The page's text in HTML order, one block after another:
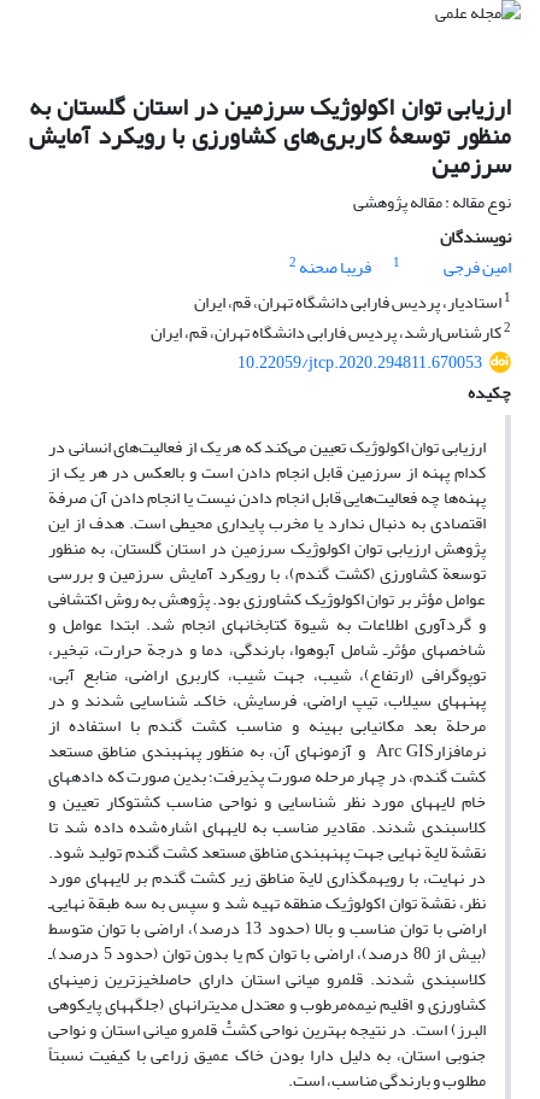
ارزیابی توان اکولوژیک سرزمین در استان گلستان به
منظور توسعۀ کاربری‌های کشاورزی با رویکرد آمایش
سرزمین
نوع مقاله : مقاله پژوهشی
نویسندگان
امین فرجی
1 فریبا صحنه 2
1استادیار، پردیس فارابی دانشگاه تهران، قم، ایران
2کارشناس‌ارشد، پردیس فارابی دانشگاه تهران، قم، ایران
10.22059/jtcp.2020.294811.670053
چکیده
ارزیابی توان اکولوژیک تعیین می‌کند که هر یک از فعالیت‌های انسانی در
کدام پهنه از سرزمین قابل انجام دادن است و بالعکس در هر یک از
پهنه‌ها چه فعالیت‌هایی قابل انجام دادن نیست یا انجام دادن آن صرفة
اقتصادی به دنبال ندارد یا مخرب پایداری محیطی است. هدف از این
پژوهش ارزیابی توان اکولوژیک سرزمین در استان گلستان، به منظور
توسعة کشاورزی (کشت گندم)، با رویکرد آمایش سرزمین و بررسی
عوامل مؤثر بر توان اکولوژیک کشاورزی بود. پژوهش به روش اکتشافی‏
و گردآوری اطلاعات به شیوة کتابخانه‏ای انجام شد. ابتدا عوامل و
شاخص‏های مؤثرـ شامل آب‏و‏هوا، بارندگی، دما و درجة حرارت، تبخیر،
توپوگرافی ‏(ارتفاع)، شیب، جهت ‏شیب، کاربری اراضی، منابع ‏آبی،
پهنه‏های سیلاب، تیپ‏ اراضی، فرسایش، خاک‌ـ شناسایی شدند و در
مرحلة بعد مکان‏یابی بهینه و مناسب کشت گندم با استفاده از
نرم‏افزار‏Arc GIS ‏ و آزمون‏های آن، به ‏منظور پهنه‏بندی مناطق مستعد
کشت گندم، در چهار ‏مرحله صورت پذیرفت؛ بدین صورت که داده‏های
خام لایه‏های مورد نظر شناسایی و نواحی مناسب کشت‏و‏کار تعیین و
کلاس‏بندی شدند. مقادیر مناسب به لایه‏های اشاره‌شده داده شد تا
نقشة لایة ‏نهایی جهت پهنه‏بندی مناطق مستعد کشت گندم تولید شود.
در نهایت، با روی‏هم‏گذاری لایة مناطق زیر کشت گندم بر لایه‏های مورد
نظر، نقشة توان اکولوژیک منطقه تهیه شد و سپس به سه طبقة نهایی‌ـ
اراضی با توان مناسب و بالا (حدود 13 درصد)، اراضی با توان متوسط
(بیش از 80 درصد)، اراضی با توان کم یا بدون توان (حدود 5 درصد)‌ـ
کلاس‏بندی شدند. قلمرو میانی استان دارای حاصلخیزترین زمین‏های
کشاورزی و اقلیم نیمه‌مرطوب و معتدل مدیترانه‏ای (جلگه‏های پایکوهی
البرز) است. در نتیجه بهترین نواحی کشت‌ْ قلمرو میانی استان و نواحی
جنوبی استان، به دلیل دارا بودن خاک عمیق زراعی با کیفیت نسبتاً
مطلوب و بارندگی مناسب، است.